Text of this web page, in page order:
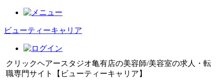
ビューティーキャリア
クリックヘアースタジオ亀有店の美容師/美容室の求人・転
職専門サイト【ビューティーキャリア】